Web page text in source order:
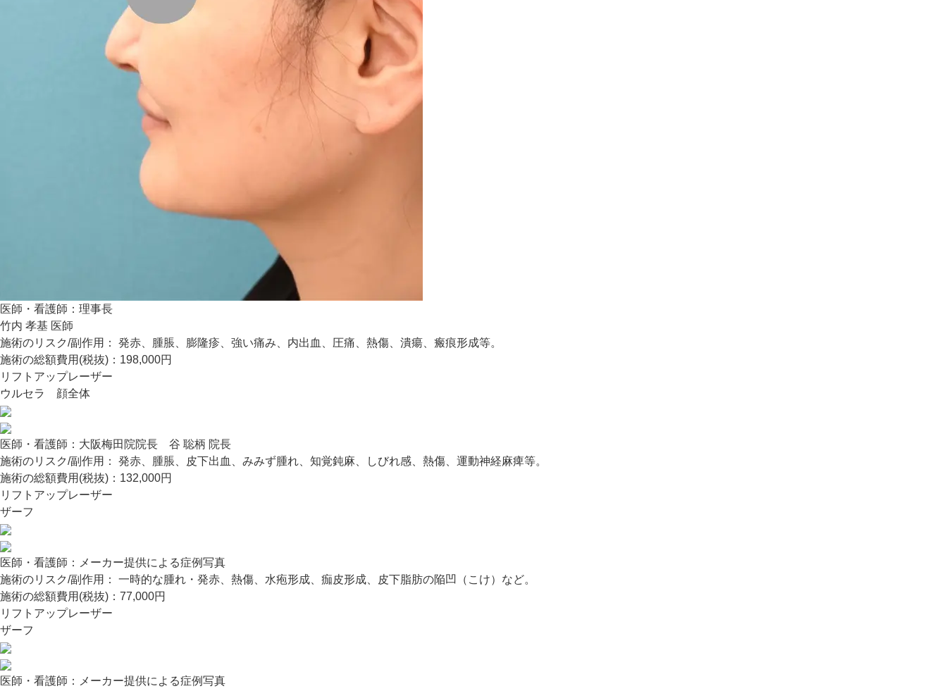
医師・看護師： 理事長
竹内 孝基 医師
施術のリスク/副作用：
発赤、腫脹、膨隆疹、強い痛み、内出血、圧痛、熱傷、潰瘍、瘢痕形成等。
施術の総額費用(税抜)： 198,000円
リフトアップレーザー
ウルセラ 顔全体
医師・看護師： 大阪梅田院院長 谷 聡柄 院長
施術のリスク/副作用：
発赤、腫脹、皮下出血、みみず腫れ、知覚鈍麻、しびれ感、熱傷、運動神経麻痺等。
施術の総額費用(税抜)： 132,000円
リフトアップレーザー
ザーフ
医師・看護師：
メーカー提供による症例写真
施術のリスク/副作用：
一時的な腫れ・発赤、熱傷、水疱形成、痂皮形成、皮下脂肪の陥凹（こけ）など。
施術の総額費用(税抜)： 77,000円
リフトアップレーザー
ザーフ
医師・看護師：
メーカー提供による症例写真